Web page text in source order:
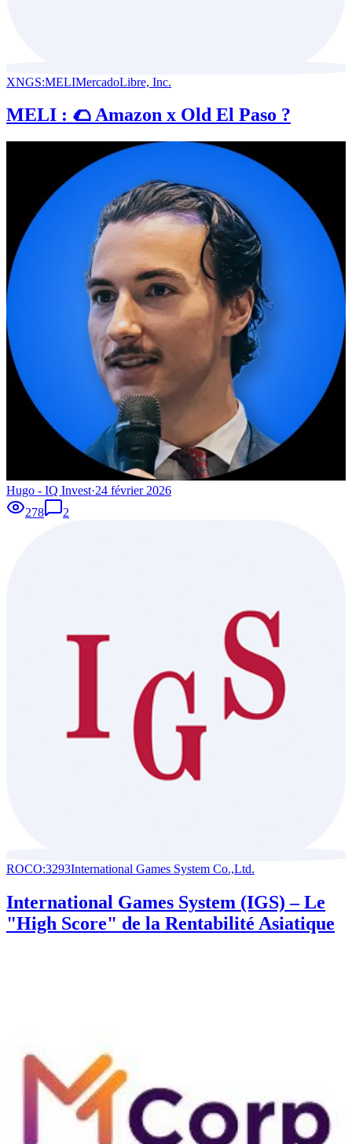
XNGS:MELIMercadoLibre, Inc.
MELI : 🌮 Amazon x Old El Paso ?
Hugo - IQ Invest·24 février 2026
278
2
ROCO:3293International Games System Co.,Ltd.
International Games System (IGS) – Le
"High Score" de la Rentabilité Asiatique